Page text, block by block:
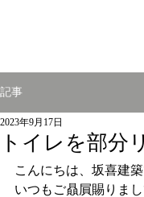
記事
トイレを部分
2023年9月17日
こんにちは、坂喜建築
いつもご贔屓賜りま